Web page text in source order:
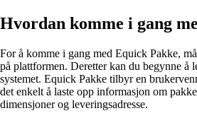
Hvordan komme i gang
For å komme i gang med Equick Pakke,
på plattformen. Deretter kan du begynne å
systemet. Equick Pakke tilbyr en
det enkelt å laste opp informasjon om
dimensjoner og leveringsadresse.